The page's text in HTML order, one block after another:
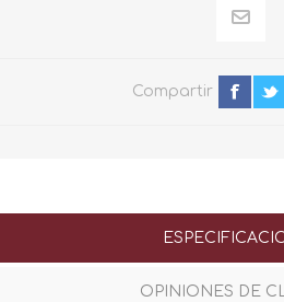
Compartir
OPINIONES DE